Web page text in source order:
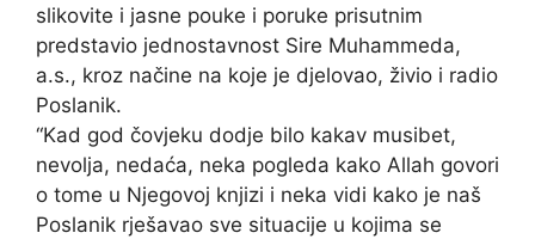
slikovite i jasne pouke i poruke prisutnim
predstavio jednostavnost Sire Muhammeda,
a.s., kroz načine na koje je djelovao, živio i radio
Poslanik.
“Kad god čovjeku dodje bilo kakav musibet,
nevolja, nedaća, neka pogleda kako Allah govori
o tome u Njegovoj knjizi i neka vidi kako je naš
Poslanik rješavao sve situacije u kojima se